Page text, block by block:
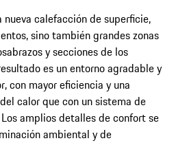
calefacción de superficie,
sino también grandes zonas
y secciones de los
es un entorno agradable y
con mayor eficiencia y una
calor que con un sistema de
amplios detalles de confort se
ambiental y de